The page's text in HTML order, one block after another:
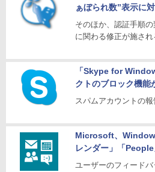
ぁぼられ数”表示に
そのほか、認証手順
に関わる修正が施され
「Skype for
クトのブロック機能
スパムアカウントの
Microsoft、
レンダー」「
ユーザーのフィード